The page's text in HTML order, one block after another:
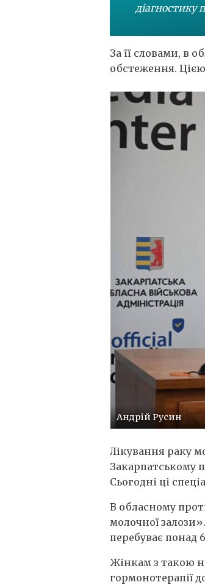
діагностику
За її словами, в
обстеження.
Любов Мандзич
Лікування раку
Закарпатському
Сьогодні ці
В обласному
молочної
перебуває понад
Жінкам з такою
гормонотерапії